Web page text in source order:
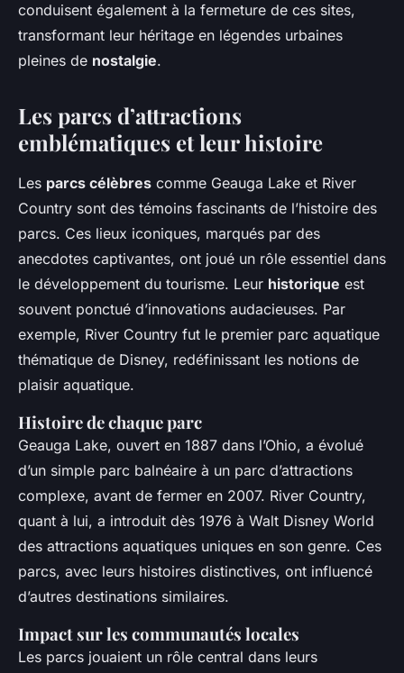
conduisent également à la fermeture de ces sites,
transformant leur héritage en légendes urbaines
pleines de nostalgie.
Les parcs d’attractions
emblématiques et leur histoire
Les parcs célèbres comme Geauga Lake et River
Country sont des témoins fascinants de l’histoire des
parcs. Ces lieux iconiques, marqués par des
anecdotes captivantes, ont joué un rôle essentiel dans
le développement du tourisme. Leur historique est
souvent ponctué d’innovations audacieuses. Par
exemple, River Country fut le premier parc aquatique
thématique de Disney, redéfinissant les notions de
plaisir aquatique.
Histoire de chaque parc
Geauga Lake, ouvert en 1887 dans l’Ohio, a évolué
d’un simple parc balnéaire à un parc d’attractions
complexe, avant de fermer en 2007. River Country,
quant à lui, a introduit dès 1976 à Walt Disney World
des attractions aquatiques uniques en son genre. Ces
parcs, avec leurs histoires distinctives, ont influencé
d’autres destinations similaires.
Impact sur les communautés locales
Les parcs jouaient un rôle central dans leurs